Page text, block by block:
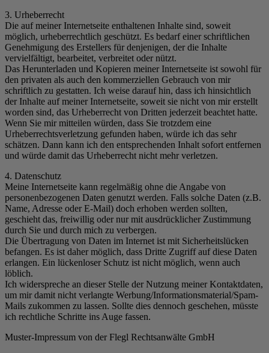
3. Urheberrecht
Die auf meiner Internetseite enthaltenen Inhalte sind, soweit
möglich, urheberrechtlich geschützt. Es bedarf einer schriftlichen
Genehmigung des Erstellers für denjenigen, der die Inhalte
vervielfältigt, bearbeitet, verbreitet oder nützt.
Das Herunterladen und Kopieren meiner Internetseite ist sowohl für
den privaten als auch den kommerziellen Gebrauch von mir
schriftlich zu gestatten. Ich weise darauf hin, dass ich hinsichtlich
der Inhalte auf meiner Internetseite, soweit sie nicht von mir erstellt
worden sind, das Urheberrecht von Dritten jederzeit beachtet hatte.
Wenn Sie mir mitteilen würden, dass Sie trotzdem eine
Urheberrechtsverletzung gefunden haben, würde ich das sehr
schätzen. Dann kann ich den entsprechenden Inhalt sofort entfernen
und würde damit das Urheberrecht nicht mehr verletzen.
4. Datenschutz
Meine Internetseite kann regelmäßig ohne die Angabe von
personenbezogenen Daten genutzt werden. Falls solche Daten (z.B.
Name, Adresse oder E-Mail) doch erhoben werden sollten,
geschieht das, freiwillig oder nur mit ausdrücklicher Zustimmung
durch Sie und durch mich zu verbergen.
Die Übertragung von Daten im Internet ist mit Sicherheitslücken
befangen. Es ist daher möglich, dass Dritte Zugriff auf diese Daten
erlangen. Ein lückenloser Schutz ist nicht möglich, wenn auch
löblich.
Ich widerspreche an dieser Stelle der Nutzung meiner Kontaktdaten,
um mir damit nicht verlangte Werbung/Informationsmaterial/Spam-
Mails zukommen zu lassen. Sollte dies dennoch geschehen, müsste
ich rechtliche Schritte ins Auge fassen.
Muster-Impressum von der Flegl Rechtsanwälte GmbH